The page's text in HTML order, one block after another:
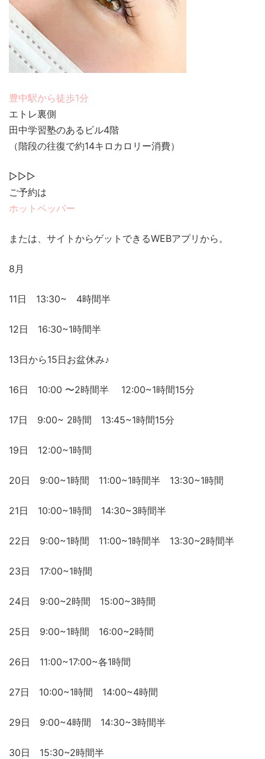
豊中駅から徒歩1分
エトレ裏側
田中学習塾のあるビル4階
（階段の往復で約14キロカロリー消費）
▷▷▷
ご予約は
ホットペッパー
または、サイトからゲットできるWEBアプリから。
8月
11日 13:30~ 4時間半
12日 16:30~1時間半
13日から15日お盆休み♪
16日 10:00 〜2時間半 12:00~1時間15分
17日 9:00~ 2時間 13:45~1時間15分
19日 12:00~1時間
20日 9:00~1時間 11:00~1時間半 13:30~1時間
21日 10:00~1時間 14:30~3時間半
22日 9:00~1時間 11:00~1時間半 13:30~2時間半
23日 17:00~1時間
24日 9:00~2時間 15:00~3時間
25日 9:00~1時間 16:00~2時間
26日 11:00~17:00~各1時間
27日 10:00~1時間 14:00~4時間
29日 9:00~4時間 14:30~3時間半
30日 15:30~2時間半